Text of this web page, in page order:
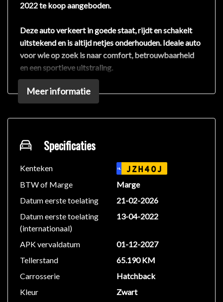
2022 te koop aangeboden.
Deze auto verkeert in goede staat, rijdt en schakelt
uitstekend en is altijd netjes onderhouden. Ideale auto
voor wie op zoek is naar comfort, betrouwbaarheid
en een sportieve uitstraling.
Aanwezig:
✅ 2 sleutels
✅ Goed onderhouden
Afleverpakketten
Inbegrepen afleverpakket: Basispakket
Dit afleverpakket bevat: Geldige APK Wettelijke
✅ Wettelijke garantie
✅ Onderhoudsbeurt
✅ Geldige APK
Uitgebreide garantie is mogelijk. Vraag gerust naar de
voorwaarden.
Meer informatie
Specificaties
Kenteken NL JZH40J
BTW of Marge
Marge
Datum eerste toelating
21-02-2026
Datum eerste toelating
(internationaal)
13-04-2022
APK vervaldatum
01-12-2027
Tellerstand
65.190 KM
Carrosserie
Hatchback
Kleur
Zwart